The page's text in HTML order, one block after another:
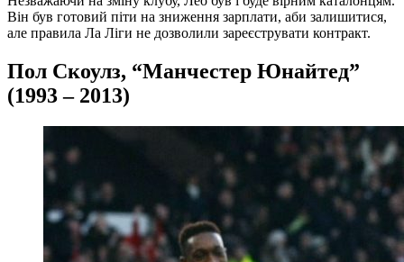
Він був готовий піти на зниження зарплати, аби залишитися,
але правила Ла Ліги не дозволили зареєструвати контракт.
Пол Скоулз, “Манчестер Юнайтед”
(1993 – 2013)